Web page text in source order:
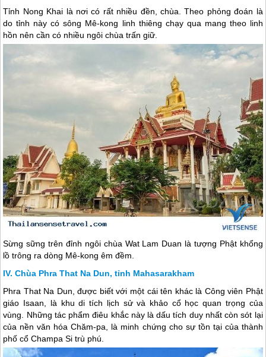
Tỉnh Nong Khai là nơi có rất nhiều đền, chùa. Theo phỏng đoán là
do tỉnh này có sông Mê-kong linh thiêng chạy qua mang theo linh
hồn nên cần có nhiều ngôi chùa trấn giữ.
Sừng sững trên đỉnh ngôi chùa Wat Lam Duan là tượng Phật khổng
lồ trông ra dòng Mê-kong êm đềm.
Chùa Phra That Na Dun, tỉnh Mahasarakham
Phra That Na Dun, được biết với một cái tên khác là Công viên Phật
giáo Isaan, là khu di tích lịch sử và khảo cổ học quan trọng của
vùng. Những tác phẩm điêu khắc này là dấu tích duy nhất còn sót lại
của nền văn hóa Chăm-pa, là minh chứng cho sự tồn tại của thành
phố cổ Champa Si trù phú.